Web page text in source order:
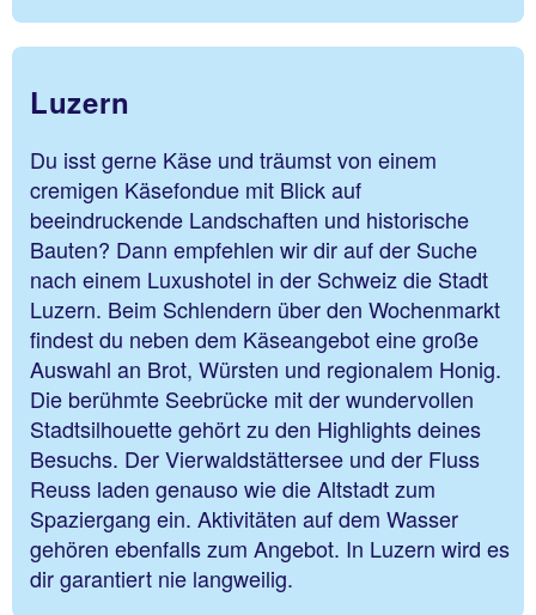
Luzern
Du isst gerne Käse und träumst von einem
cremigen Käsefondue mit Blick auf
beeindruckende Landschaften und historische
Bauten? Dann empfehlen wir dir auf der Suche
nach einem Luxushotel in der Schweiz die Stadt
Luzern. Beim Schlendern über den Wochenmarkt
findest du neben dem Käseangebot eine große
Auswahl an Brot, Würsten und regionalem Honig.
Die berühmte Seebrücke mit der wundervollen
Stadtsilhouette gehört zu den Highlights deines
Besuchs. Der Vierwaldstättersee und der Fluss
Reuss laden genauso wie die Altstadt zum
Spaziergang ein. Aktivitäten auf dem Wasser
gehören ebenfalls zum Angebot. In Luzern wird es
dir garantiert nie langweilig.